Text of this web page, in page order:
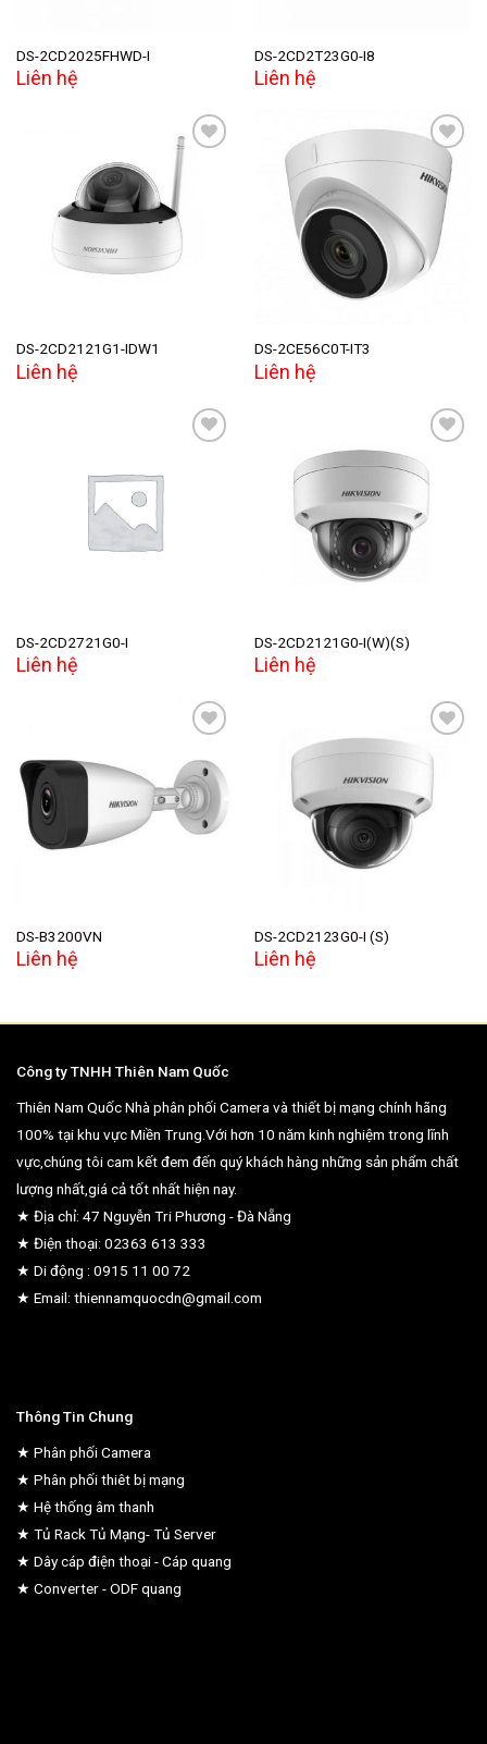
DS-2CD2025FHWD-I
Liên hệ
DS-2CD2T23G0-I8
Liên hệ
wishlist
DS-2CD2121G1-IDW1
Liên hệ
Add to
wishlist
DS-2CE56C0T-IT3
Liên hệ
DS-2CD2721G0-I
Liên hệ
wishlist
DS-2CD2121G0-I(W)(S)
Liên hệ
Add to
wishlist
DS-B3200VN
Liên hệ
wishlist
DS-2CD2123G0-I (S)
Liên hệ
Công ty TNHH Thiên Nam Quốc
Thiên Nam Quốc Nhà phân phối Camera và thiết bị mạng chính hãng
100% tại khu vực Miền Trung.Với hơn 10 năm kinh nghiệm trong lĩnh
vực,chúng tôi cam kết đem đến quý khách hàng những sản phẩm chất
lượng nhất,giá cả tốt nhất hiện nay.
★ Địa chỉ: 47 Nguyễn Tri Phương - Đà Nẵng
★ Điện thoại: 02363 613 333
★ Di động : 0915 11 00 72
★ Email: thiennamquocdn@gmail.com
Thông Tin Chung
★ Phân phối Camera
★ Phân phối thiêt bị mạng
★ Hệ thống âm thanh
★ Tủ Rack Tủ Mạng- Tủ Server
★ Dây cáp điện thoại - Cáp quang
★ Converter - ODF quang